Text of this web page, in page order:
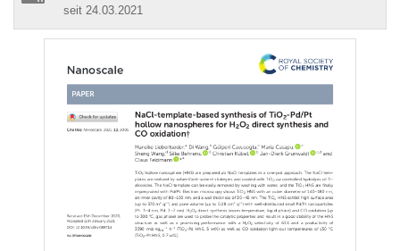
seit 24.03.2021